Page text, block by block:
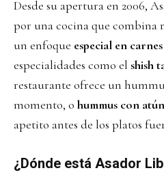
Desde su apertura en 2006,
por una cocina que combina
un enfoque especial en
especialidades como el shish
restaurante ofrece un
momento, o hummus con atún
apetito antes de los platos
¿Dónde está Asador